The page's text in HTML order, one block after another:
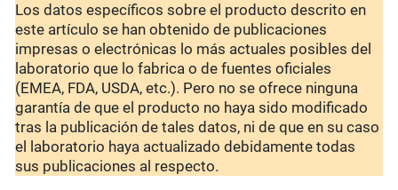
Los datos específicos sobre el producto descrito en
este artículo se han obtenido de publicaciones
impresas o electrónicas lo más actuales posibles del
laboratorio que lo fabrica o de fuentes oficiales
(EMEA, FDA, USDA, etc.). Pero no se ofrece ninguna
garantía de que el producto no haya sido modificado
tras la publicación de tales datos, ni de que en su caso
el laboratorio haya actualizado debidamente todas
sus publicaciones al respecto.